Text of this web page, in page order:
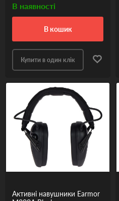
В наявності
в кошик
Купити в один клік
Активні навушники Earmor